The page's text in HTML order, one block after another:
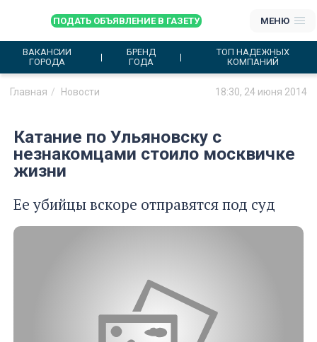
ПОДАТЬ ОБЪЯВЛЕНИЕ В ГАЗЕТУ МЕНЮ
ВАКАНСИИ
ГОРОДА
БРЕНД
ГОДА
ТОП НАДЕЖНЫХ
КОМПАНИЙ
Главная Новости 18:30, 24 июня 2014
Катание по Ульяновску с
незнакомцами стоило москвичке
жизни
Ее убийцы вскоре отправятся под суд